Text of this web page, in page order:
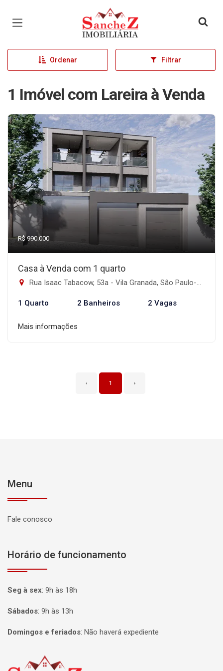
Página inicial
Ordenar Filtrar
1 Imóvel com Lareira à Venda
R$ 990.000
Casa à Venda com 1 quarto
Rua Isaac Tabacow, 53a - Vila Granada, São Paulo-SP
1 Quarto 2 Banheiros 2 Vagas
Mais informações
‹ 1 ›
Menu
Fale conosco
Horário de funcionamento
Seg à sex: 9h às 18h
Sábados: 9h às 13h
Domingos e feriados: Não haverá expediente
Página inicial